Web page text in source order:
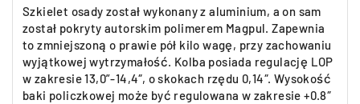
Szkielet osady został wykonany z aluminium, a on sam
został pokryty autorskim polimerem Magpul. Zapewnia
to zmniejszoną o prawie pół kilo wagę, przy zachowaniu
wyjątkowej wytrzymałość. Kolba posiada regulację LOP
w zakresie 13,0”-14,4″, o skokach rzędu 0,14″. Wysokość
baki policzkowej może być regulowana w zakresie +0.8″